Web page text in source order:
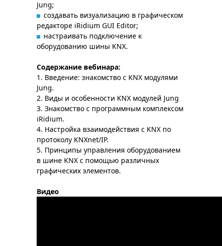
Jung;
создавать визуализацию в графическом
редакторе iRidium GUI Editor;
настраивать подключение к
оборудованию шины KNX.
Содержание вебинара:
1. Введение: знакомство с KNX модулями
Jung.
2. Виды и особенности KNX модулей Jung
3. Знакомство с программным комплексом
iRidium.
4. Настройка взаимодействия с KNX по
протоколу KNXnet/IP.
5. Принципы управления оборудованием
в шине KNX с помощью различных
графических элементов.
Видео